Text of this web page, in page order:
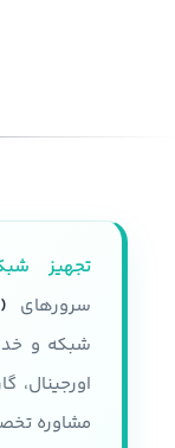
تجهیز
سرورهای
شبکه و
اورجینال،
مشاوره